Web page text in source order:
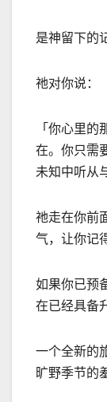
是神留下的
祂对你说：
「你心里
在。你只需
未知中听从
祂走在你前
气，让你记
如果你已预
在已经具备
一个全新的
旷野季节的